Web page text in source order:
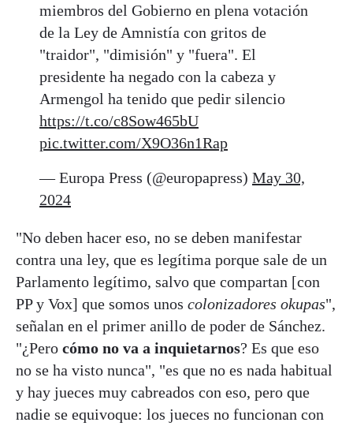
miembros del Gobierno en plena votación
de la Ley de Amnistía con gritos de
"traidor", "dimisión" y "fuera". El
presidente ha negado con la cabeza y
Armengol ha tenido que pedir silencio
https://t.co/c8Sow465bU
pic.twitter.com/X9O36n1Rap
— Europa Press (@europapress) May 30,
2024
"No deben hacer eso, no se deben manifestar
contra una ley, que es legítima porque sale de un
Parlamento legítimo, salvo que compartan [con
PP y Vox] que somos unos colonizadores okupas",
señalan en el primer anillo de poder de Sánchez.
"¿Pero cómo no va a inquietarnos? Es que eso
no se ha visto nunca", "es que no es nada habitual
y hay jueces muy cabreados con eso, pero que
nadie se equivoque: los jueces no funcionan con